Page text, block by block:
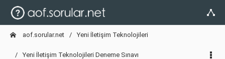
aof.sorular.net Yeni İletişim Teknolojileri
Yeni İletişim Teknolojileri Deneme Sınavı